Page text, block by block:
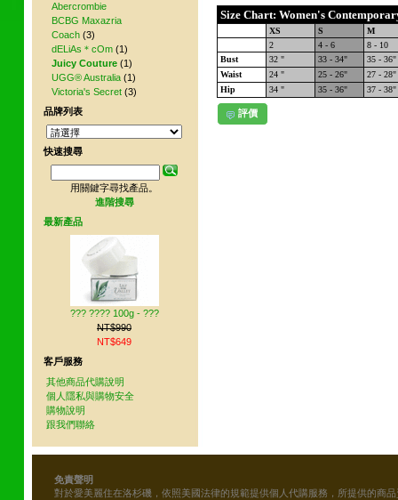
Size Chart: Women's
XS S
M
2
4 - 6
8 - 10
Bust
32 " 33 - 34"
35 - 36"
Waist
24 " 25 - 26"
27 - 28"
Hip
34 " 35 - 36" 37 - 38"
評價
Abercrombie
BCBG Maxazria
Coach (3)
dELiAs＊cOm (1)
Juicy Couture (1)
UGG® Australia (1)
Victoria's Secret (3)
品牌列表
快速搜尋
用關鍵字尋找產品。
進階搜尋
最新產品
??? ???? 100g - ???
NT$990
NT$649
客戶服務
其他商品代購說明
個人隱私與購物安全
購物說明
跟我們聯絡
免責聲明
對於愛美麗住在洛杉磯，依照美國法律的規範提供個人代購服務，所提供的商